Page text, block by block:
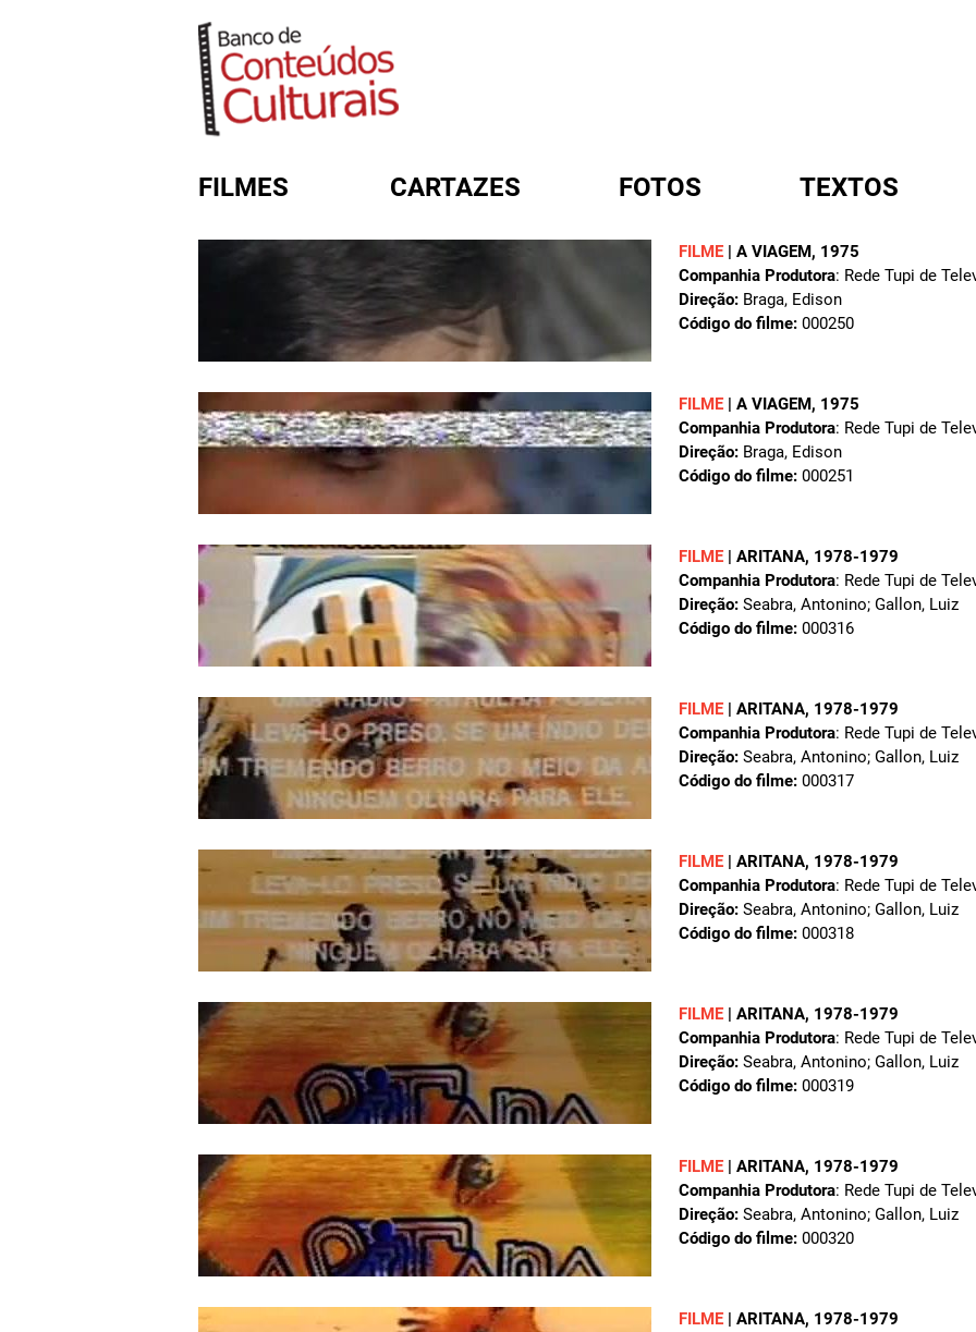
FILMES CARTAZES FOTOS TEXTOS
FILME | A VIAGEM, 1975
Companhia Produtora: Rede Tupi de
Direção: Braga, Edison
Código do filme: 000250
FILME | A VIAGEM, 1975
Companhia Produtora: Rede Tupi de
Direção: Braga, Edison
Código do filme: 000251
FILME | ARITANA, 1978-1979
Companhia Produtora: Rede Tupi de
Direção: Seabra, Antonino; Gallon, Luiz
Código do filme: 000316
FILME | ARITANA, 1978-1979
Companhia Produtora: Rede Tupi de
Direção: Seabra, Antonino; Gallon, Luiz
Código do filme: 000317
FILME | ARITANA, 1978-1979
Companhia Produtora: Rede Tupi de
Direção: Seabra, Antonino; Gallon, Luiz
Código do filme: 000318
FILME | ARITANA, 1978-1979
Companhia Produtora: Rede Tupi de
Direção: Seabra, Antonino; Gallon, Luiz
Código do filme: 000319
FILME | ARITANA, 1978-1979
Companhia Produtora: Rede Tupi de
Direção: Seabra, Antonino; Gallon, Luiz
Código do filme: 000320
FILME | ARITANA, 1978-1979
FORMULÁRIO DE BUSCA